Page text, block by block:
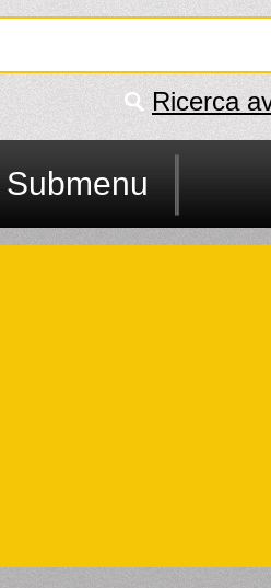
Ricerca
Submenu